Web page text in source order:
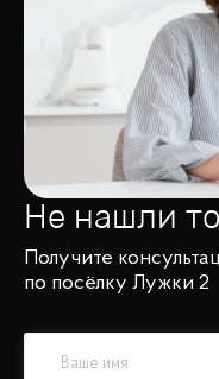
Не нашли
Получите
по посёлку Лужки 2